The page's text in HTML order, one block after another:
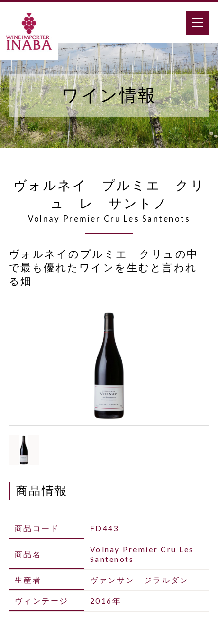
ワイン情報
ヴォルネイ プルミエ クリ
ュ レ サントノ
Volnay Premier Cru Les Santenots
ヴォルネイのプルミエ クリュの中
で最も優れたワインを生むと言われ
る畑
商品情報
商品コード FD443
商品名
Volnay Premier Cru Les
Santenots
生産者 ヴァンサン ジラルダン
ヴィンテージ 2016年